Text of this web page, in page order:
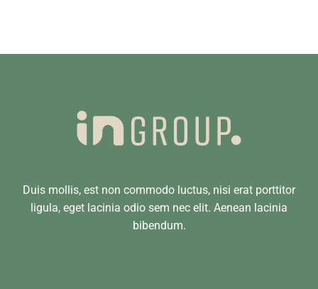
Duis mollis, est non commodo luctus, nisi erat porttitor
ligula, eget lacinia odio sem nec elit. Aenean lacinia
bibendum.